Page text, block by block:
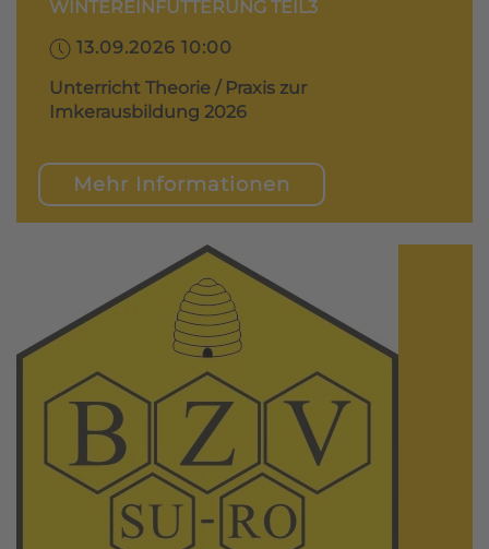
WINTEREINFÜTTERUNG TEIL3
13.09.2026 10:00
Unterricht Theorie / Praxis zur
Imkerausbildung 2026
Mehr Informationen